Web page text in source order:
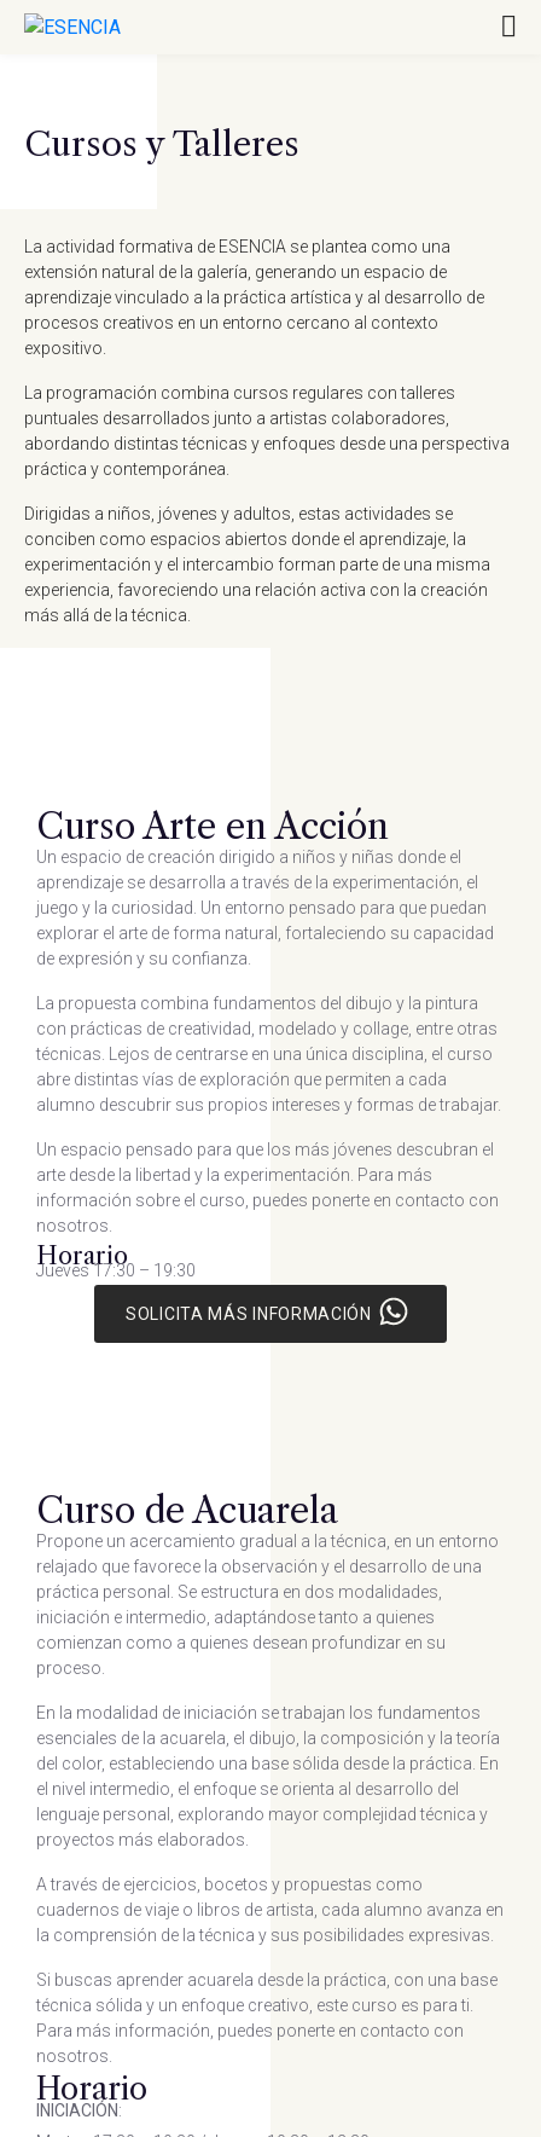
Cursos y Talleres
La actividad formativa de ESENCIA se plantea como una
extensión natural de la galería, generando un espacio de
aprendizaje vinculado a la práctica artística y al desarrollo de
procesos creativos en un entorno cercano al contexto
expositivo.
La programación combina cursos regulares con talleres
puntuales desarrollados junto a artistas colaboradores,
abordando distintas técnicas y enfoques desde una perspectiva
práctica y contemporánea.
Dirigidas a niños, jóvenes y adultos, estas actividades se
conciben como espacios abiertos donde el aprendizaje, la
experimentación y el intercambio forman parte de una misma
experiencia, favoreciendo una relación activa con la creación
más allá de la técnica.
Curso Arte en Acción
Un espacio de creación dirigido a niños y niñas donde el
aprendizaje se desarrolla a través de la experimentación, el
juego y la curiosidad. Un entorno pensado para que puedan
explorar el arte de forma natural, fortaleciendo su capacidad
de expresión y su confianza.
La propuesta combina fundamentos del dibujo y la pintura
con prácticas de creatividad, modelado y collage, entre otras
técnicas. Lejos de centrarse en una única disciplina, el curso
abre distintas vías de exploración que permiten a cada
alumno descubrir sus propios intereses y formas de trabajar.
Un espacio pensado para que los más jóvenes descubran el
arte desde la libertad y la experimentación. Para más
información sobre el curso, puedes ponerte en contacto con
nosotros.
Horario
Jueves 17:30 – 19:30
SOLICITA MÁS INFORMACIÓN
Curso de Acuarela
Propone un acercamiento gradual a la técnica, en un entorno
relajado que favorece la observación y el desarrollo de una
práctica personal. Se estructura en dos modalidades,
iniciación e intermedio, adaptándose tanto a quienes
comienzan como a quienes desean profundizar en su
proceso.
En la modalidad de iniciación se trabajan los fundamentos
esenciales de la acuarela, el dibujo, la composición y la teoría
del color, estableciendo una base sólida desde la práctica. En
el nivel intermedio, el enfoque se orienta al desarrollo del
lenguaje personal, explorando mayor complejidad técnica y
proyectos más elaborados.
A través de ejercicios, bocetos y propuestas como
cuadernos de viaje o libros de artista, cada alumno avanza en
la comprensión de la técnica y sus posibilidades expresivas.
Si buscas aprender acuarela desde la práctica, con una base
técnica sólida y un enfoque creativo, este curso es para ti.
Para más información, puedes ponerte en contacto con
nosotros.
Horario
INICIACIÓN: